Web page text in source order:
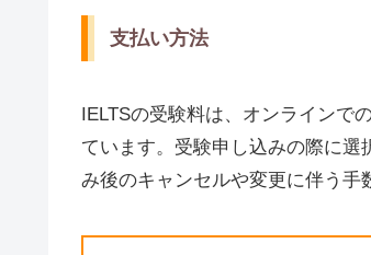
支払い方法
IELTSの受験料は、オンラインで
ています。受験申し込みの際に
み後のキャンセルや変更に伴う手